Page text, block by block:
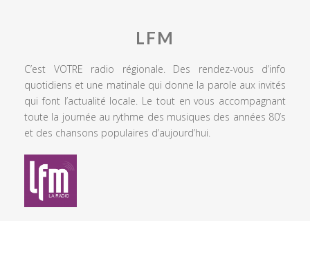
LFM
C’est VOTRE radio régionale. Des rendez-vous d’info
quotidiens et une matinale qui donne la parole aux invités
qui font l’actualité locale. Le tout en vous accompagnant
toute la journée au rythme des musiques des années 80’s
et des chansons populaires d’aujourd’hui.